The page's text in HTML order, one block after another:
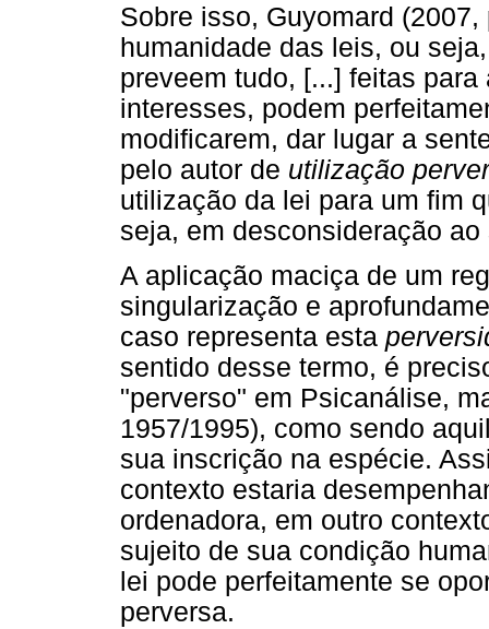
Sobre isso, Guyomard
humanidade das leis, ou
preveem tudo, [...] feitas
interesses, podem
modificarem, dar lugar a
pelo autor de utilização
utilização da lei para um fim
seja, em desconsideração
A aplicação maciça de um
singularização e
caso representa esta
sentido desse termo, é
"perverso" em Psicanálise,
1957/1995), como sendo
sua inscrição na espécie.
contexto estaria
ordenadora, em outro
sujeito de sua condição
lei pode perfeitamente se
perversa.